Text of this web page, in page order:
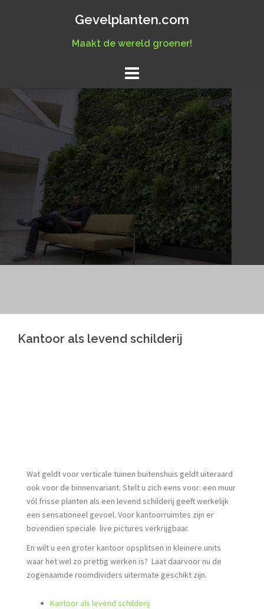
Gevelplanten.com
Maakt de wereld groener!
Kantoor als levend schilderij
Wat geldt voor verticale tuinen buitenshuis geldt uiteraard
ook voor de binnenvariant. Stelt u zich eens voor: een muur
vól frisse planten als een levend schilderij geeft werkelijk
een sensationeel gevoel. Voor kantoorruimtes zijn er
bovendien speciale live pictures verkrijgbaar.
En wilt u een groter kantoor opsplitsen in kleinere units
waar het wel zo prettig werken is? Laat daarvoor nu de
zogenaamde roomdividers uitermate geschikt zijn.
Kantoor als levend schilderij